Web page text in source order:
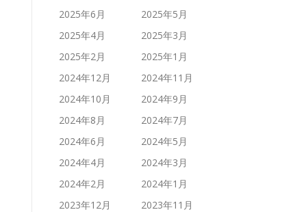
2025年6月
2025年5月
2025年4月
2025年3月
2025年2月
2025年1月
2024年12月
2024年11月
2024年10月
2024年9月
2024年8月
2024年7月
2024年6月
2024年5月
2024年4月
2024年3月
2024年2月
2024年1月
2023年12月
2023年11月